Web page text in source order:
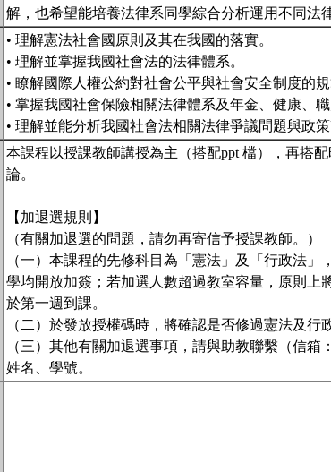
解，也希望能培養法律系同學綜合分析運用不同法
• 理解憲法社會國原則及其在我國的落實。
• 理解並掌握我國社會法的法律體系。
• 瞭解國際人權公約對社會公平與社會安全制度的規
• 掌握我國社會保險相關法律體系及年金、健康、
• 理解並能分析我國社會法相關法律爭議問題與政
本課程以授課教師講授為主（搭配ppt 檔），再搭
論。
【加退選規則】
（有關加退選的問題，請勿再寄信予授課教師。）
（一）本課程的先修科目為「憲法」及「行政法
學均開放加簽；若加選人數超過教室容量，原則上
於第一週到課。
（二）於發放授權碼時，將確認是否修過憲法及行
（三）其他有關加退選事項，請與助教聯繫（信箱
姓名、學號。